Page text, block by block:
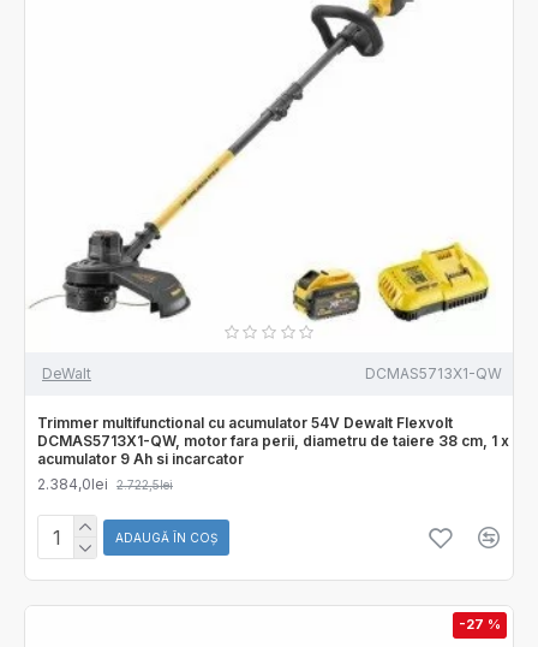
DeWalt DCMAS5713X1-QW
Trimmer multifunctional cu acumulator 54V Dewalt Flexvolt
DCMAS5713X1-QW, motor fara perii, diametru de taiere 38 cm, 1 x
acumulator 9 Ah si incarcator
2.384,0lei
2.722,5lei
ADAUGĂ ÎN COŞ
-27 %